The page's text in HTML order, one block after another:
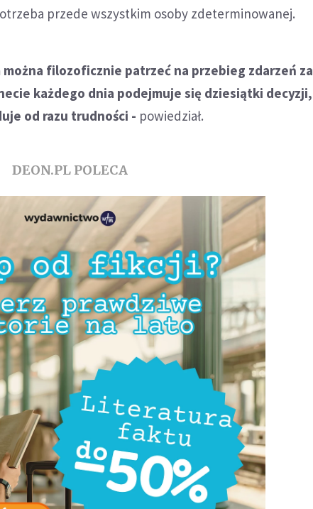
przede wszystkim osoby zdeterminowanej.
filozoficznie patrzeć na przebieg zdarzeń za
każdego dnia podejmuje się dziesiątki decyzji,
od razu trudności - powiedział.
DEON.PL POLECA